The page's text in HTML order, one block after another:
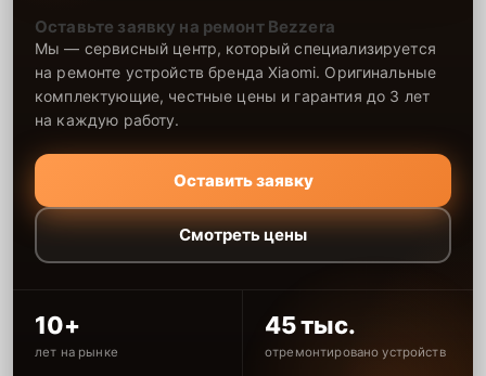
Оставьте заявку на ремонт Bezzera
Мы — сервисный центр, который специализируется
на ремонте устройств бренда Xiaomi. Оригинальные
комплектующие, честные цены и гарантия до 3 лет
на каждую работу.
Оставить заявку
Смотреть цены
10+
лет на рынке
45 тыс.
отремонтировано устройств